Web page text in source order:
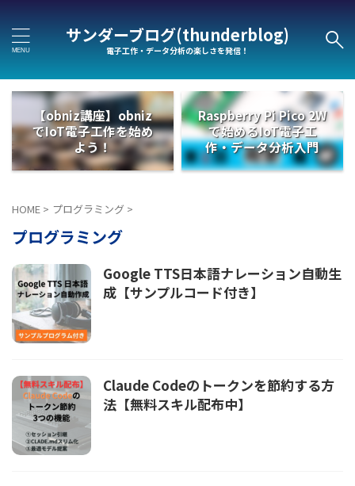
サンダーブログ(thunderblog)
電子工作・データ分析の楽しさを発信！
【obniz講座】obniz
でIoT電子工作を始め
よう！
Raspberry Pi Pico 2W
で始めるIoT電子工
作・データ分析入門
HOME > プログラミング >
プログラミング
Google TTS日本語ナレーション自動生
成【サンプルコード付き】
Claude Codeのトークンを節約する方
法【無料スキル配布中】